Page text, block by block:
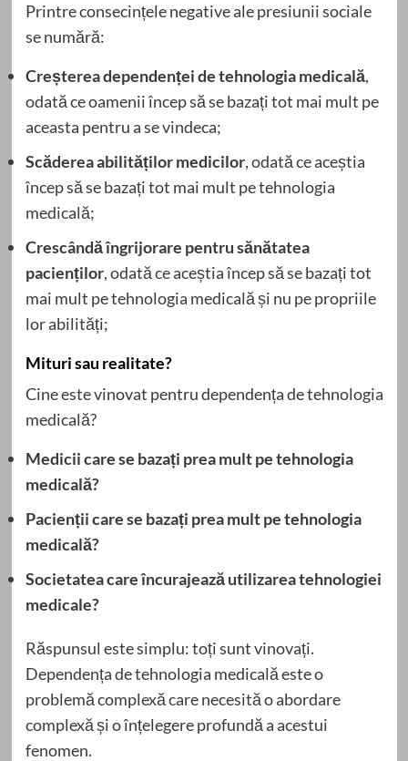
Printre consecințele negative ale presiunii sociale
se numără:
Creșterea dependenței de tehnologia medicală,
odată ce oamenii încep să se bazați tot mai mult pe
aceasta pentru a se vindeca;
Scăderea abilităților medicilor, odată ce aceștia
încep să se bazați tot mai mult pe tehnologia
medicală;
Crescândă îngrijorare pentru sănătatea
pacienților, odată ce aceștia încep să se bazați tot
mai mult pe tehnologia medicală și nu pe propriile
lor abilități;
Mituri sau realitate?
Cine este vinovat pentru dependența de tehnologia
medicală?
Medicii care se bazați prea mult pe tehnologia
medicală?
Pacienții care se bazați prea mult pe tehnologia
medicală?
Societatea care încurajează utilizarea tehnologiei
medicale?
Răspunsul este simplu: toți sunt vinovați.
Dependența de tehnologia medicală este o
problemă complexă care necesită o abordare
complexă și o înțelegere profundă a acestui
fenomen.